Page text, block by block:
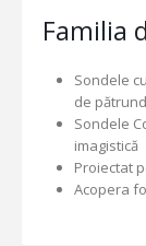
Familia
Sondele
de
Sondele
imagistică
Proiectat
Acopera